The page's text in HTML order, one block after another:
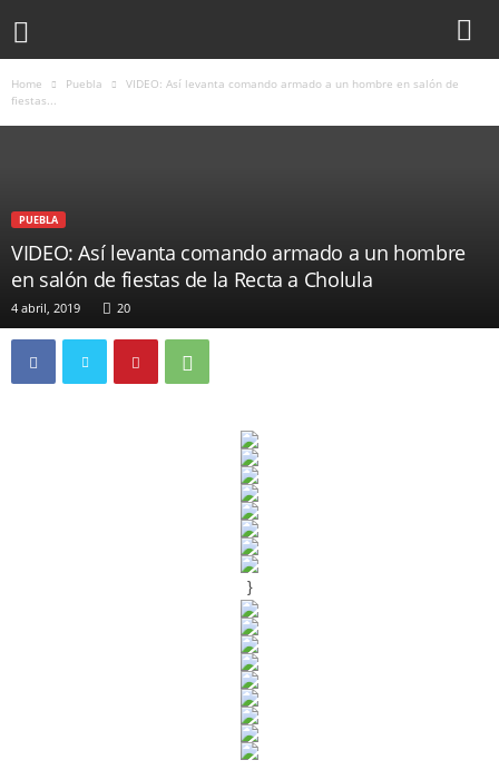
Home Puebla
VIDEO: Así levanta comando armado a un hombre en salón de
fiestas...
PUEBLA
VIDEO: Así levanta comando armado a un hombre
en salón de fiestas de la Recta a Cholula
4 abril, 2019 20
}